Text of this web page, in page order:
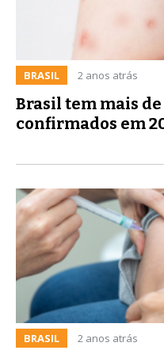
BRASIL 2 anos atrás
Brasil tem mais
confirmados em
BRASIL 2 anos atrás